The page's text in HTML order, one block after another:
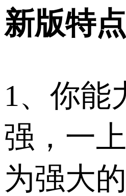
新版特点
1、你能
强，一
为强大